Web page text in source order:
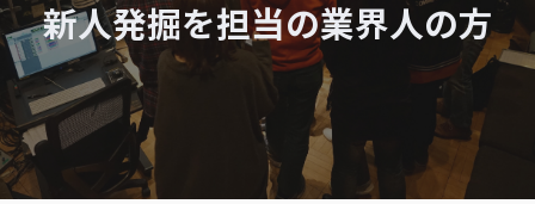
新人発掘を担当の業界人の方